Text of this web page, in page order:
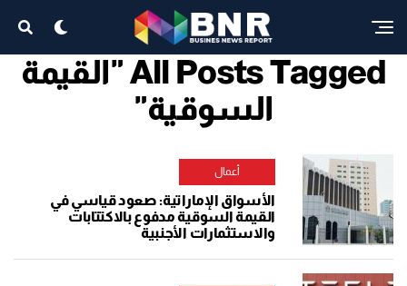
All Posts Tagged "القيمة
السوقية"
أعمال
الأسواق الإماراتية: صعود قياسي في
القيمة السوقية مدفوع بالاكتتابات
والاستثمارات الأجنبية